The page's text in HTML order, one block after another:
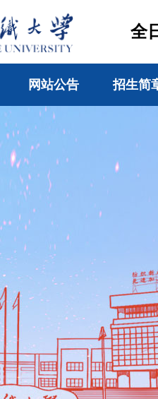
全
网站公告 招生简